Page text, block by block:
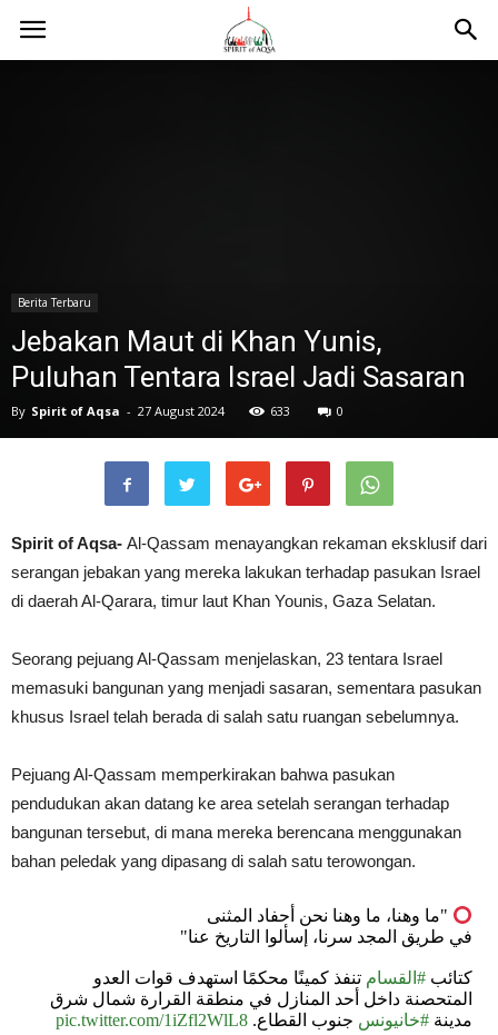
Berita Terbaru
Jebakan Maut di Khan Yunis,
Puluhan Tentara Israel Jadi Sasaran
By Spirit of Aqsa - 27 August 2024 633 0
Spirit of Aqsa- Al-Qassam menayangkan rekaman eksklusif dari
serangan jebakan yang mereka lakukan terhadap pasukan Israel
di daerah Al-Qarara, timur laut Khan Younis, Gaza Selatan.
Seorang pejuang Al-Qassam menjelaskan, 23 tentara Israel
memasuki bangunan yang menjadi sasaran, sementara pasukan
khusus Israel telah berada di salah satu ruangan sebelumnya.
Pejuang Al-Qassam memperkirakan bahwa pasukan
pendudukan akan datang ke area setelah serangan terhadap
bangunan tersebut, di mana mereka berencana menggunakan
bahan peledak yang dipasang di salah satu terowongan.
"ما وهنا، ما وهنا نحن أحفاد المثنى
في طريق المجد سرنا، إسألوا التاريخ عنا"
كتائب #القسام تنفذ كمينًا محكمًا استهدف قوات العدو
المتحصنة داخل أحد المنازل في منطقة القرارة شمال شرق
مدينة #خانيونس جنوب القطاع. pic.twitter.com/1iZfl2WlL8